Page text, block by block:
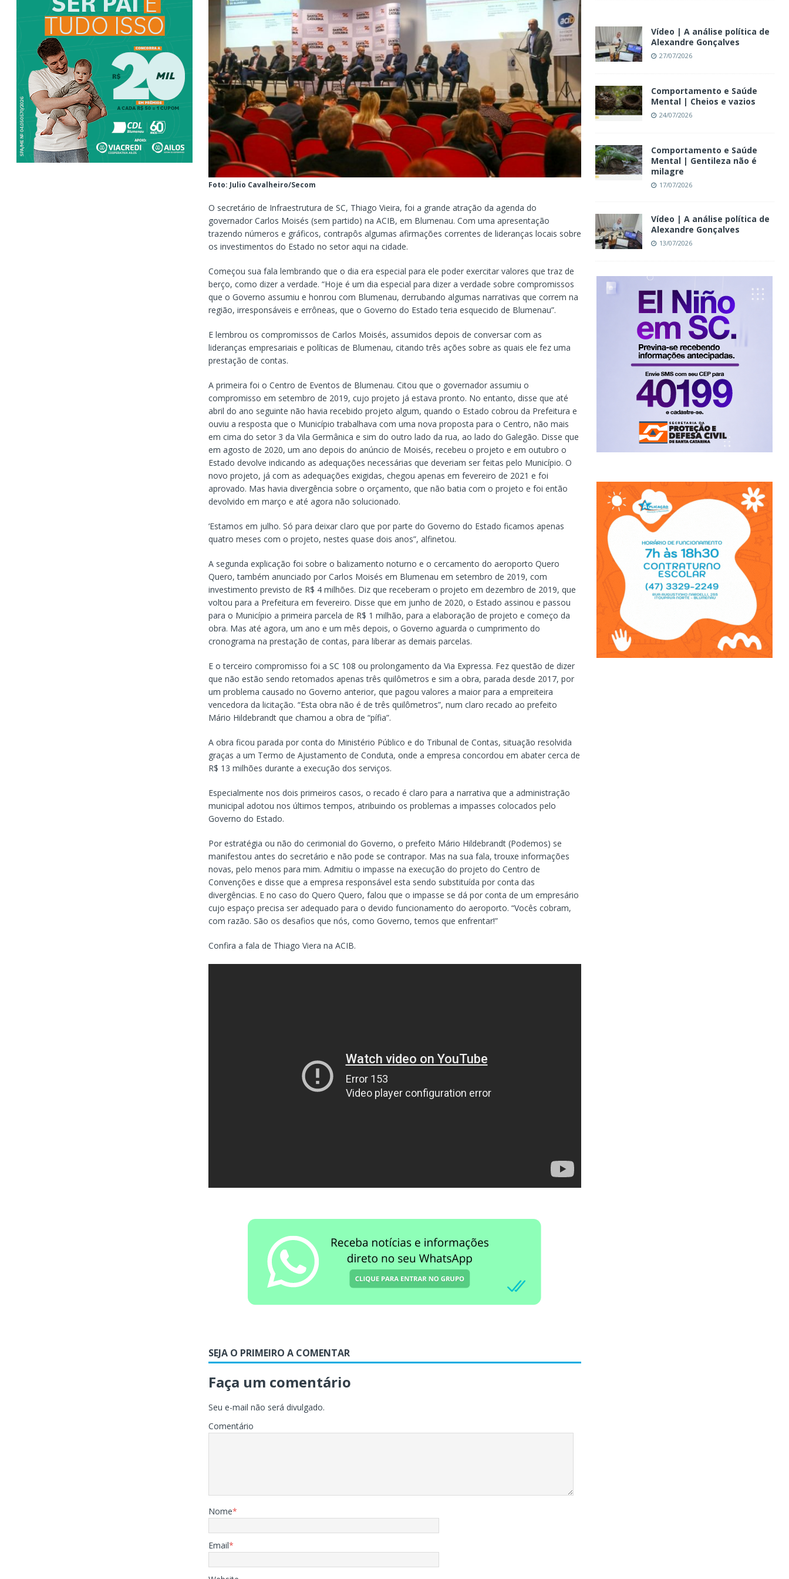
Foto: Julio Cavalheiro/Secom
O secretário de Infraestrutura de SC, Thiago Vieira, foi a grande atração da agenda do
governador Carlos Moisés (sem partido) na ACIB, em Blumenau. Com uma apresentação
trazendo números e gráficos, contrapôs algumas afirmações correntes de lideranças locais sobre
os investimentos do Estado no setor aqui na cidade.
Começou sua fala lembrando que o dia era especial para ele poder exercitar valores que traz de
berço, como dizer a verdade. “Hoje é um dia especial para dizer a verdade sobre compromissos
que o Governo assumiu e honrou com Blumenau, derrubando algumas narrativas que correm na
região, irresponsáveis e errôneas, que o Governo do Estado teria esquecido de Blumenau”.
E lembrou os compromissos de Carlos Moisés, assumidos depois de conversar com as
lideranças empresariais e políticas de Blumenau, citando três ações sobre as quais ele fez uma
prestação de contas.
A primeira foi o Centro de Eventos de Blumenau. Citou que o governador assumiu o
compromisso em setembro de 2019, cujo projeto já estava pronto. No entanto, disse que até
abril do ano seguinte não havia recebido projeto algum, quando o Estado cobrou da Prefeitura e
ouviu a resposta que o Município trabalhava com uma nova proposta para o Centro, não mais
em cima do setor 3 da Vila Germânica e sim do outro lado da rua, ao lado do Galegão. Disse que
em agosto de 2020, um ano depois do anúncio de Moisés, recebeu o projeto e em outubro o
Estado devolve indicando as adequações necessárias que deveriam ser feitas pelo Município. O
novo projeto, já com as adequações exigidas, chegou apenas em fevereiro de 2021 e foi
aprovado. Mas havia divergência sobre o orçamento, que não batia com o projeto e foi então
devolvido em março e até agora não solucionado.
‘Estamos em julho. Só para deixar claro que por parte do Governo do Estado ficamos apenas
quatro meses com o projeto, nestes quase dois anos”, alfinetou.
A segunda explicação foi sobre o balizamento noturno e o cercamento do aeroporto Quero
Quero, também anunciado por Carlos Moisés em Blumenau em setembro de 2019, com
investimento previsto de R$ 4 milhões. Diz que receberam o projeto em dezembro de 2019, que
voltou para a Prefeitura em fevereiro. Disse que em junho de 2020, o Estado assinou e passou
para o Município a primeira parcela de R$ 1 milhão, para a elaboração de projeto e começo da
obra. Mas até agora, um ano e um mês depois, o Governo aguarda o cumprimento do
cronograma na prestação de contas, para liberar as demais parcelas.
E o terceiro compromisso foi a SC 108 ou prolongamento da Via Expressa. Fez questão de dizer
que não estão sendo retomados apenas três quilômetros e sim a obra, parada desde 2017, por
um problema causado no Governo anterior, que pagou valores a maior para a empreiteira
vencedora da licitação. “Esta obra não é de três quilômetros”, num claro recado ao prefeito
Mário Hildebrandt que chamou a obra de “pífia”.
A obra ficou parada por conta do Ministério Público e do Tribunal de Contas, situação resolvida
graças a um Termo de Ajustamento de Conduta, onde a empresa concordou em abater cerca de
R$ 13 milhões durante a execução dos serviços.
Especialmente nos dois primeiros casos, o recado é claro para a narrativa que a administração
municipal adotou nos últimos tempos, atribuindo os problemas a impasses colocados pelo
Governo do Estado.
Por estratégia ou não do cerimonial do Governo, o prefeito Mário Hildebrandt (Podemos) se
manifestou antes do secretário e não pode se contrapor. Mas na sua fala, trouxe informações
novas, pelo menos para mim. Admitiu o impasse na execução do projeto do Centro de
Convenções e disse que a empresa responsável esta sendo substituída por conta das
divergências. E no caso do Quero Quero, falou que o impasse se dá por conta de um empresário
cujo espaço precisa ser adequado para o devido funcionamento do aeroporto. “Vocês cobram,
com razão. São os desafios que nós, como Governo, temos que enfrentar!”
Confira a fala de Thiago Viera na ACIB.
SEJA O PRIMEIRO A COMENTAR
Faça um comentário
Seu e-mail não será divulgado.
Comentário
Nome*
Email*
Vídeo | A análise política de
Alexandre Gonçalves
27/07/2026
Comportamento e Saúde
Mental | Cheios e vazios
24/07/2026
Comportamento e Saúde
Mental | Gentileza não é
milagre
17/07/2026
Vídeo | A análise política de
Alexandre Gonçalves
13/07/2026